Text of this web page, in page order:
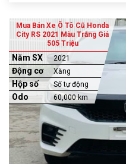
Mua Bán Xe Ô Tô Cũ Honda
City RS 2021 Màu Trắng Giá
505 Triệu
Năm SX 2021
Động cơ Xăng
Hộp số Số tự động
Odo 60,000 km